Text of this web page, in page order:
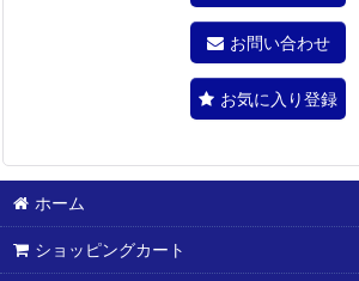
お問い合わせ
お気に入り登録
ホーム
ショッピングカート